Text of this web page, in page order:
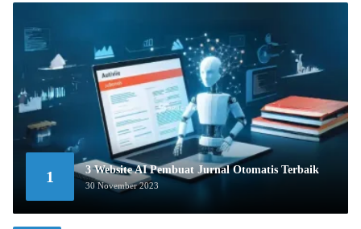
1 3 Website AI Pembuat Jurnal Otomatis Terbaik
30 November 2023